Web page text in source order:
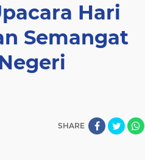
Hari
Semangat
SHARE